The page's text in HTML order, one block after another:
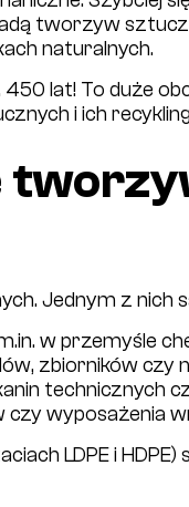
tworzyw
naturalnych.
lat! To duże
i ich
Jednym z nich
w przemyśle
zbiorników czy
technicznych
wyposażenia
LDPE i HDPE)